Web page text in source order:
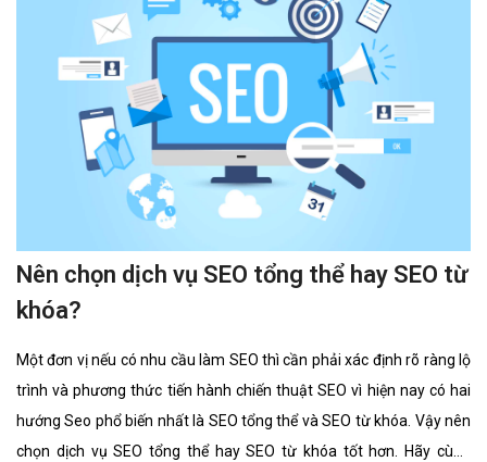
Nên chọn dịch vụ SEO tổng thể hay SEO từ
khóa?
Một đơn vị nếu có nhu cầu làm SEO thì cần phải xác định rõ ràng lộ
trình và phương thức tiến hành chiến thuật SEO vì hiện nay có hai
hướng Seo phổ biến nhất là SEO tổng thể và SEO từ khóa. Vậy nên
chọn dịch vụ SEO tổng thể hay SEO từ khóa tốt hơn. Hãy cùng